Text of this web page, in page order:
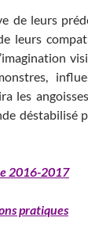
de leurs
leurs
les
déstabilisé
2016-2017
pratiques